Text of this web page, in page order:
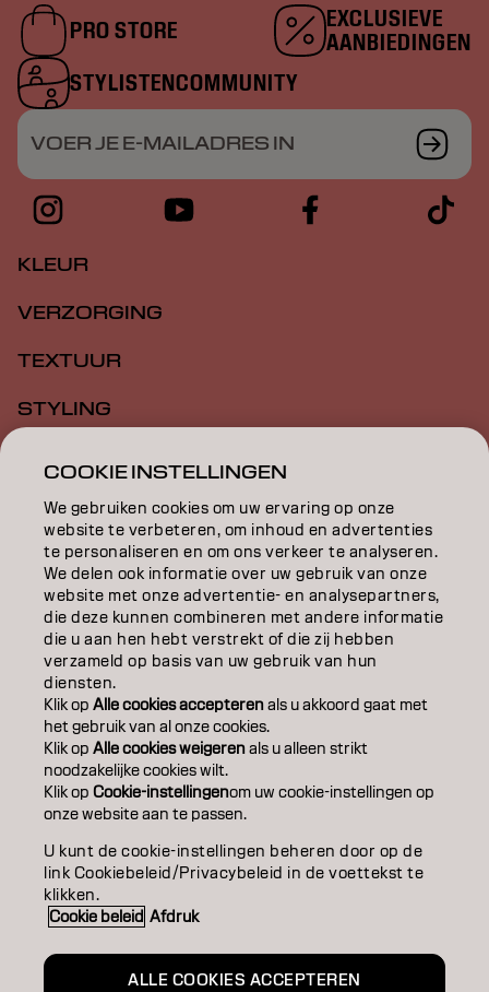
PRO STORE
EXCLUSIEVE
AANBIEDINGEN
STYLISTENCOMMUNITY
VOER JE E-MAILADRES IN
KLEUR
VERZORGING
TEXTUUR
STYLING
EDUCATION
OVER
SALONVINDER
WORD PARTNER
CONTACT
ColofonPrivacyverklaringCookiebeleid
Gebruiksvoorwaarden
Toegankelijkheidsverklaring
BE | Dutch
COOKIE INSTELLINGEN
We gebruiken cookies om uw ervaring op onze
website te verbeteren, om inhoud en advertenties
te personaliseren en om ons verkeer te analyseren.
We delen ook informatie over uw gebruik van onze
website met onze advertentie- en analysepartners,
die deze kunnen combineren met andere informatie
die u aan hen hebt verstrekt of die zij hebben
verzameld op basis van uw gebruik van hun
diensten.
Klik opAlle cookies accepterenals u akkoord gaat met
het gebruik van al onze cookies.
Klik opAlle cookies weigerenals u alleen strikt
noodzakelijke cookies wilt.
Klik opCookie-instellingenom uw cookie-instellingen op
onze website aan te passen.
U kunt de cookie-instellingen beheren door op de
link Cookiebeleid/Privacybeleid in de voettekst te
klikken.
Cookie beleid Afdruk
ALLE COOKIES ACCEPTEREN